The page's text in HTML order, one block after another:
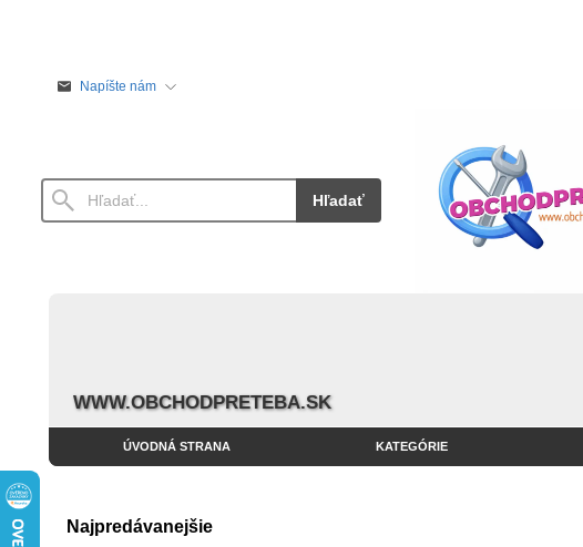
Napíšte nám
Hľadať
WWW.OBCHODPRETEBA.SK
ÚVODNÁ STRANA KATEGÓRIE
Najpredávanejšie